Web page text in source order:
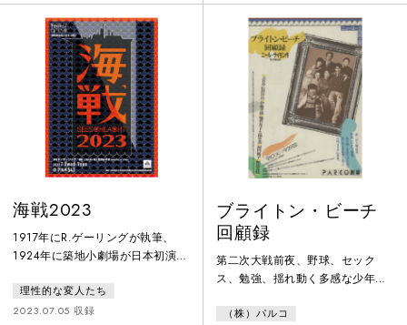
と解釈し、「剥製たちのボードビ
ル」として上演した。初演は2019
年、劇団創立35周年記念公演。そ
の後2023年にルーマニアのシビウ
国際演劇祭に招聘され大きな話題
となる。
海戦2023
1917年にR.ゲーリングが執筆、
1924年に築地小劇場が日本初演し
上演。女性が語ることで生じるで
あろう違和感を手がかりの一つ
理性的な変人たち
2023.07.05 収録
ブライトン・ビーチ
回顧録
第二次大戦前夜、野球、セック
ス、勉強、揺れ動く多感な少年期
る自伝世界。
（株）パルコ